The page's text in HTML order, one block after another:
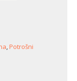
,Potrošni